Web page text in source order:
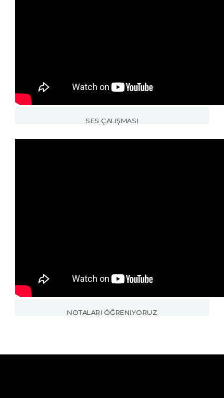
SES ÇALIŞMASI
NOTALARI ÖĞRENIYORUZ